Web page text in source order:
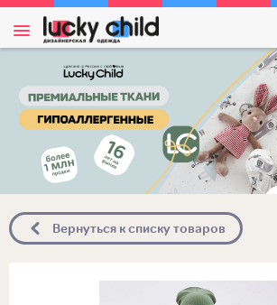
Вернуться к списку товаров